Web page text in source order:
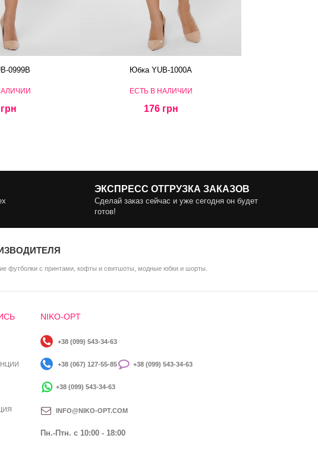
0999B Юбка YUB-1000A
ЕСТЬ В НАЛИЧИИ
176 грн
ЭКСПРЕСС ОТГРУЗКА ЗАКАЗОВ
Сделай заказ сейчас и уже сегодня он будет
готов!
футболки с принтами, кофты и свитшоты, модные юбки и шорты.
NIKO-OPT
+38 (099) 543-34-63
+38 (067) 127-55-85 +38 (099) 543-34-63
+38 (099) 543-34-63
INFO@NIKO-OPT.COM
Пн.-Птн. c 10:00 - 18:00